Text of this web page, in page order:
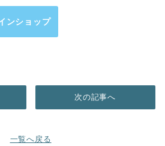
ンショップ
一覧へ戻る
次の記事へ